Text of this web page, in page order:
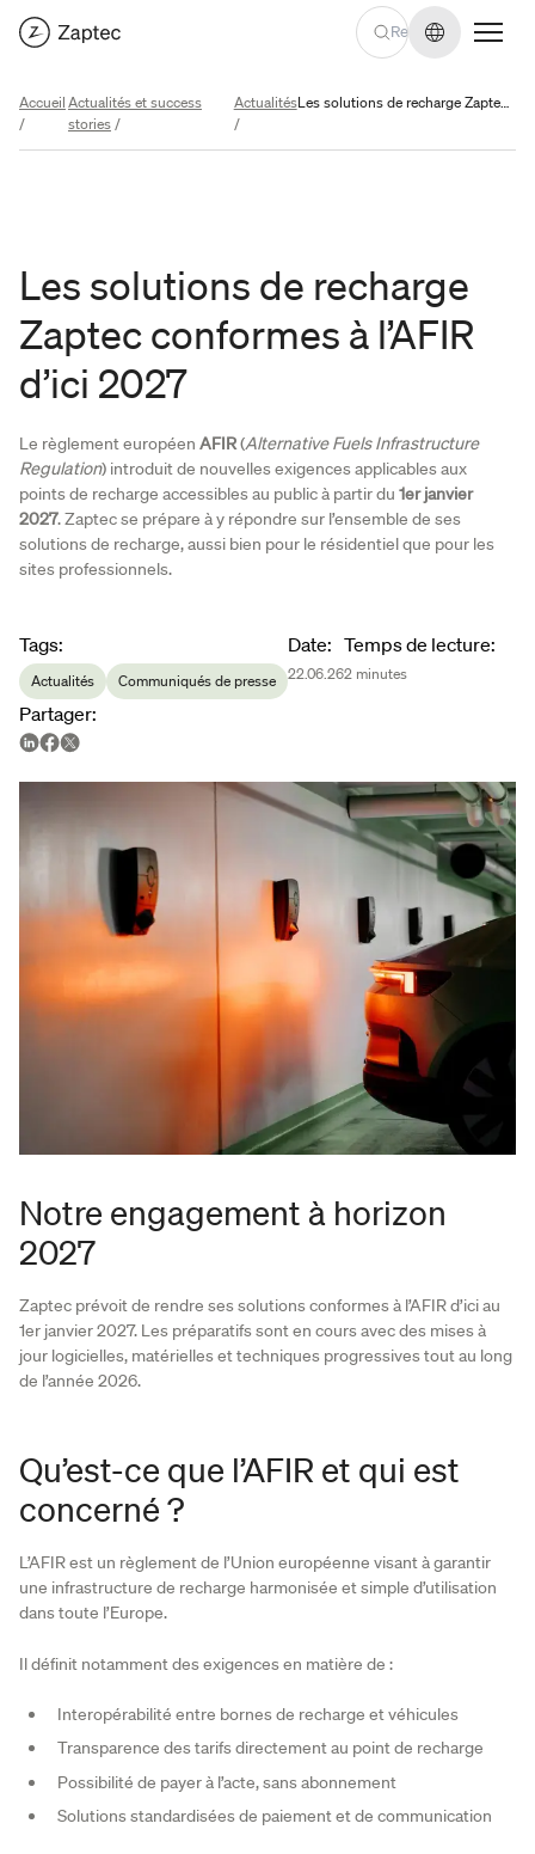
Changer
Accueil
/
Actualités et success
stories/
Actualités
/
Les solutions de recharge Zaptec conformes à l’AFIR d’ici 2027
Les solutions de recharge
Zaptec conformes à l’AFIR
d’ici 2027
Le règlement européen AFIR(Alternative Fuels Infrastructure
Regulation) introduit de nouvelles exigences applicables aux
points de recharge accessibles au public à partir du 1er janvier
2027. Zaptec se prépare à y répondre sur l’ensemble de ses
solutions de recharge, aussi bien pour le résidentiel que pour les
sites professionnels.
Article metadata
Tags:
Actualités Communiqués de presse
Date:
22.06.26
Temps de lecture:
2 minutes
Partager:
Notre engagement à horizon
2027
Zaptec prévoit de rendre ses solutions conformes à l’AFIR d’ici au
1er janvier 2027. Les préparatifs sont en cours avec des mises à
jour logicielles, matérielles et techniques progressives tout au long
de l’année 2026.
Qu’est-ce que l’AFIR et qui est
concerné ?
L’AFIR est un règlement de l’Union européenne visant à garantir
une infrastructure de recharge harmonisée et simple d’utilisation
dans toute l’Europe.
Il définit notamment des exigences en matière de :
Interopérabilité entre bornes de recharge et véhicules
Transparence des tarifs directement au point de recharge
Possibilité de payer à l’acte, sans abonnement
Solutions standardisées de paiement et de communication